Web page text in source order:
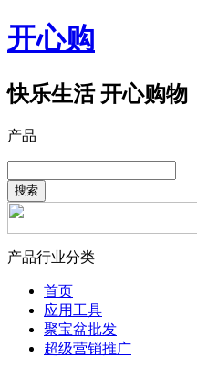
开心购
快乐生活 开心购物
产品
搜索
产品行业分类
首页
应用工具
聚宝盆批发
超级营销推广